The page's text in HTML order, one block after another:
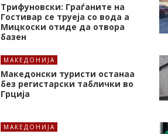
Трифуновски: Граѓаните на
Гостивар се труеја со вода а
Мицкоски отиде да отвора
базен
МАКЕДОНИЈА
Македонски туристи останаа
без регистарски таблички во
Грција
МАКЕДОНИЈА